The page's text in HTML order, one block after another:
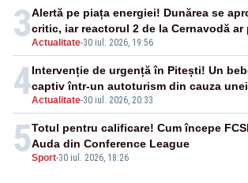
3Actualitate-30 iul. 2026, 19:56
Alertă pe piața energiei! Dunărea se
critic, iar reactorul 2 de la Cernavodă
4Actualitate-30 iul. 2026, 20:33
Intervenție de urgență în Pitești! Un
captiv într-un autoturism din cauza
5Sport-30 iul. 2026, 18:26
Totul pentru calificare! Cum începe
Auda din Conference League